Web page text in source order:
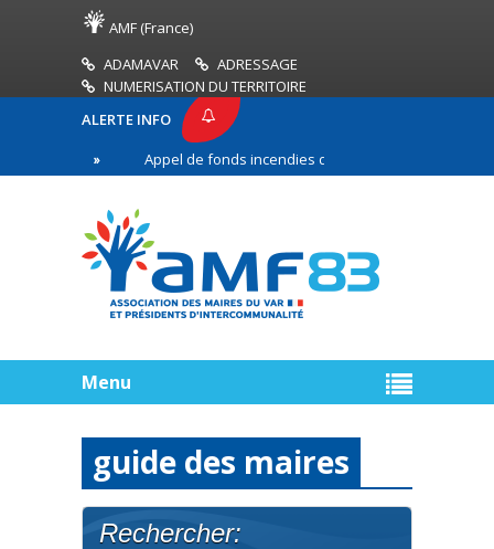
AMF (France)
ADAMAVAR
ADRESSAGE
NUMERISATION DU TERRITOIRE
ALERTE INFO
Appel de fonds incendies de forêt
ligne
Menu
guide des maires
Rechercher: